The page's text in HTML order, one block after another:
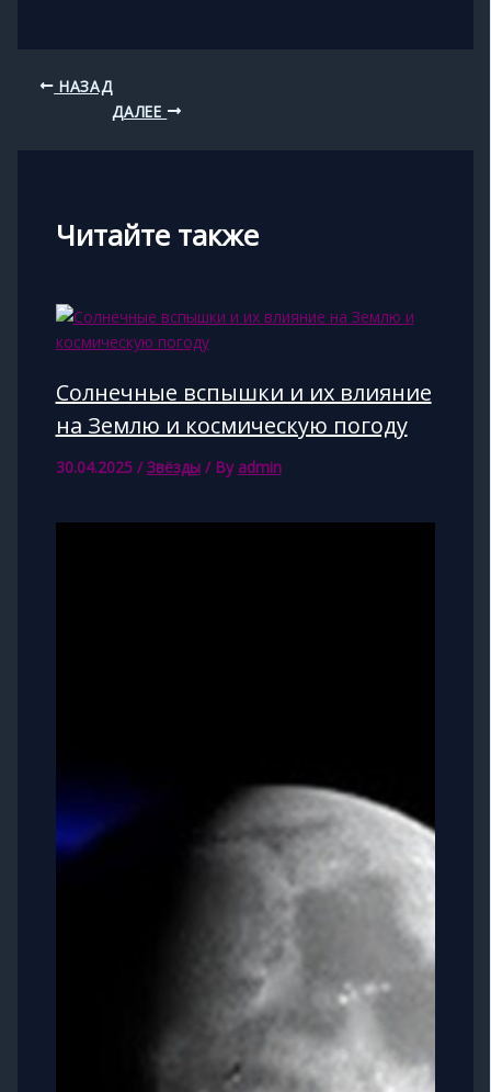
НАЗАД
ДАЛЕЕ
Читайте также
Солнечные вспышки и их влияние
на Землю и космическую погоду
30.04.2025 /Звёзды/ By admin